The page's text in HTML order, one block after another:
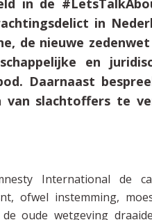
in de
in
de nieuwe
en
Daarnaast
van slachtoffers te
International de
ofwel instemming,
oude wetgeving